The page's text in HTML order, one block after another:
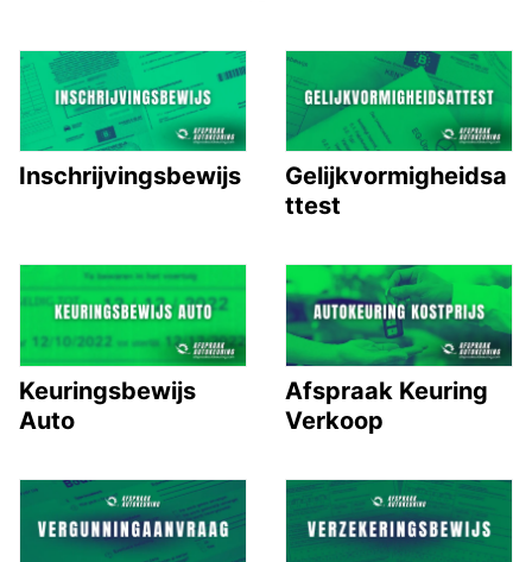
Inschrijvingsbewijs
Gelijkvormigheidsa
ttest
Keuringsbewijs
Auto
Afspraak Keuring
Verkoop